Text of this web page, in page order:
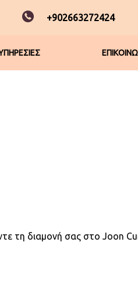
+902663272424
τη διαμονή σας στο Joon